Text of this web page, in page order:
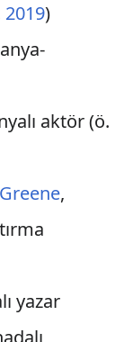
2019)
aktör (ö.
,
yazar